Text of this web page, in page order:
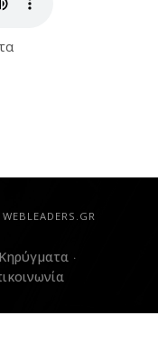
Κηρύγματα